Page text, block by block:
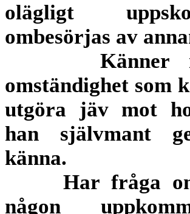
olägligt
ombesörjas av
Känner
omständighet som
utgöra jäv mot
han självmant
känna.
Har fråga
någon